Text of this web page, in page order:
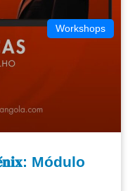
Workshops
Módulo